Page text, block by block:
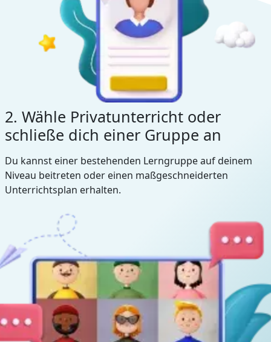
2. Wähle Privatunterricht oder
schließe dich einer Gruppe an
Du kannst einer bestehenden Lerngruppe auf deinem
Niveau beitreten oder einen maßgeschneiderten
Unterrichtsplan erhalten.